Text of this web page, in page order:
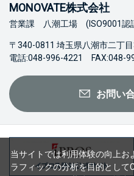
MONOVATE株式会社
営業課 八潮工場 (ISO9001認
〒340-0811 埼玉県八潮市二丁
電話:048-996-4221 FAX:048-
お問い
当サイトでは利用体験の向上お
ラフィックの分析を目的として